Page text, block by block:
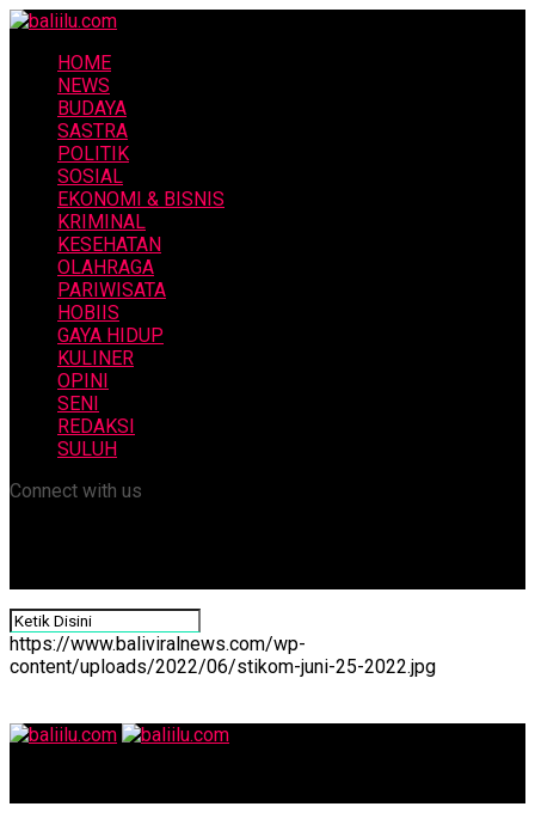
HOME
NEWS
BUDAYA
SASTRA
POLITIK
SOSIAL
EKONOMI & BISNIS
KRIMINAL
KESEHATAN
OLAHRAGA
PARIWISATA
HOBIIS
GAYA HIDUP
KULINER
OPINI
SENI
REDAKSI
SULUH
Connect with us
https://www.baliviralnews.com/wp-
content/uploads/2022/06/stikom-juni-25-2022.jpg